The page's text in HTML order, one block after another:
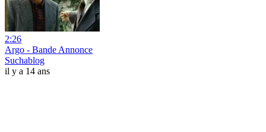
2:26
Argo - Bande Annonce
Suchablog
il y a 14 ans